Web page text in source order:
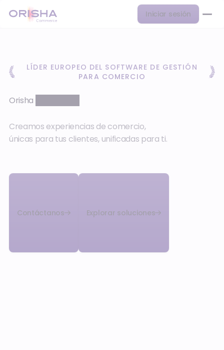
Iniciar sesión
LÍDER EUROPEO DEL SOFTWARE DE GESTIÓN
PARA COMERCIO
Orisha
Creamos experiencias de comercio,
únicas para tus clientes, unificadas para ti.
Contáctanos Explorar soluciones